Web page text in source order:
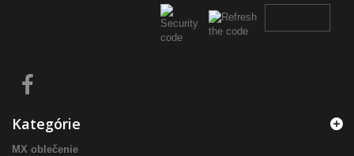
Kategórie
MX oblečenie